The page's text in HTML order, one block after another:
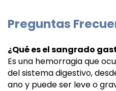
Preguntas
¿Qué es el sangrado
Es una hemorragia que
del sistema digestivo,
ano y puede ser leve o